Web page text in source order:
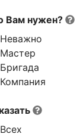
Вам нужен?
Неважно
Мастер
Бригада
Компания
Всех